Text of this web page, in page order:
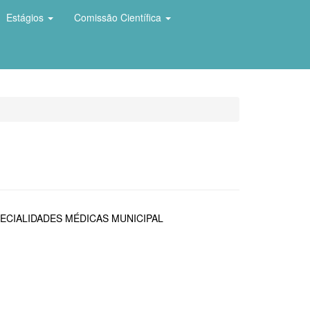
Estágios Comissão Científica
MÉDICAS MUNICIPAL